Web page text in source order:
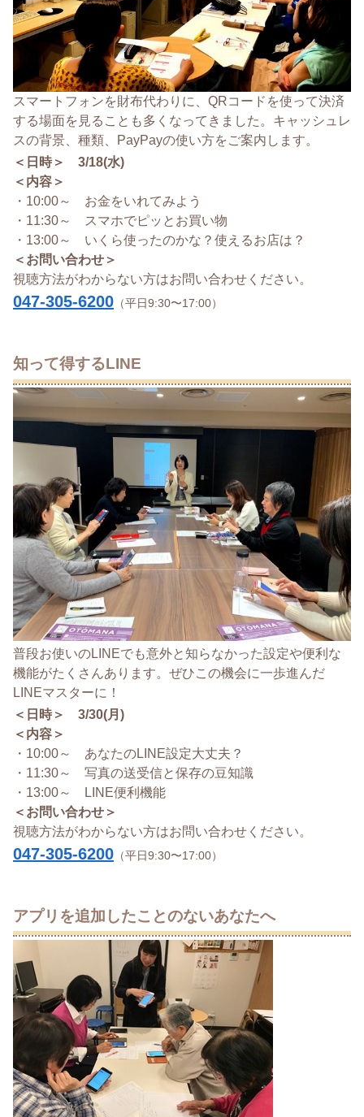
スマートフォンを財布代わりに、QRコードを使って決済
する場面を見ることも多くなってきました。キャッシュレ
スの背景、種類、PayPayの使い方をご案内します。
＜日時＞ 3/18(水)
＜内容＞
・10:00～ お金をいれてみよう
・11:30～ スマホでピッとお買い物
・13:00～ いくら使ったのかな？使えるお店は？
＜お問い合わせ＞
視聴方法がわからない方はお問い合わせください。
047-305-6200 （平日9:30〜17:00）
知って得するLINE
普段お使いのLINEでも意外と知らなかった設定や便利な
機能がたくさんあります。ぜひこの機会に一歩進んだ
LINEマスターに！
＜日時＞ 3/30(月)
＜内容＞
・10:00～ あなたのLINE設定大丈夫？
・11:30～ 写真の送受信と保存の豆知識
・13:00～ LINE便利機能
＜お問い合わせ＞
視聴方法がわからない方はお問い合わせください。
047-305-6200 （平日9:30〜17:00）
アプリを追加したことのないあなたへ